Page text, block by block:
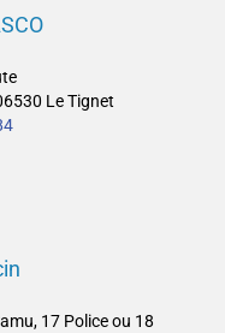
Le Tignet
17 Police ou 18